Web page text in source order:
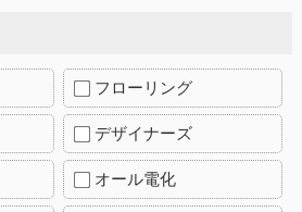
フローリング
デザイナーズ
オール電化